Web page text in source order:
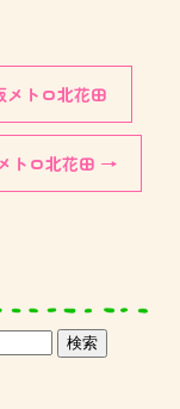
トロ北花田
ロ北花田 →